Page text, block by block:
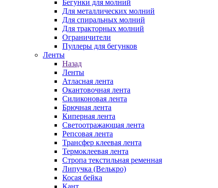
Бегунки для молний
Для металлических молний
Для спиральных молний
Для тракторных молний
Ограничители
Пуллеры для бегунков
Ленты
Назад
Ленты
Атласная лента
Окантовочная лента
Силиконовая лента
Брючная лента
Киперная лента
Светоотражающая лента
Репсовая лента
Трансфер клеевая лента
Термоклеевая лента
Стропа текстильная ременная
Липучка (Велькро)
Косая бейка
Кант